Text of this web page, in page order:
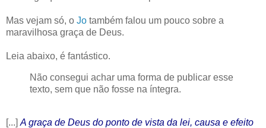
Mas vejam só, o Jo também falou um pouco sobre a
maravilhosa graça de Deus.
Leia abaixo, é fantástico.
Não consegui achar uma forma de publicar esse
texto, sem que não fosse na íntegra.
[...] A graça de Deus do ponto de vista da lei, causa e efeito